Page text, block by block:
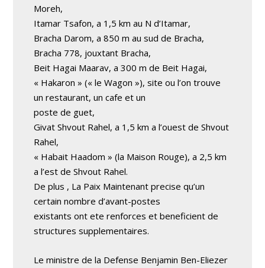
Moreh,
Itamar Tsafon, a 1,5 km au N d’Itamar,
Bracha Darom, a 850 m au sud de Bracha,
Bracha 778, jouxtant Bracha,
Beit Hagai Maarav, a 300 m de Beit Hagai,
« Hakaron » (« le Wagon »), site ou l’on trouve
un restaurant, un cafe et un
poste de guet,
Givat Shvout Rahel, a 1,5 km a l’ouest de Shvout
Rahel,
« Habait Haadom » (la Maison Rouge), a 2,5 km
a l’est de Shvout Rahel.
De plus , La Paix Maintenant precise qu’un
certain nombre d’avant-postes
existants ont ete renforces et beneficient de
structures supplementaires.
Le ministre de la Defense Benjamin Ben-Eliezer